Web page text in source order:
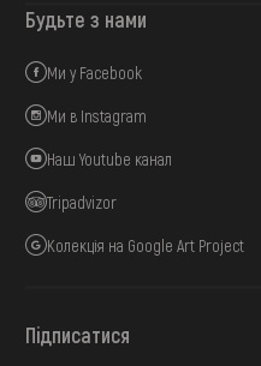
Будьте з нами
Ми у Facebook
Ми в Instagram
Наш Youtube канал
Tripadvizor
Колекція на Google Art Project
Підписатися